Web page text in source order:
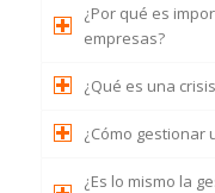
¿Por qué es
empresas?
¿Qué es una
¿Cómo gestionar
¿Es lo mismo la